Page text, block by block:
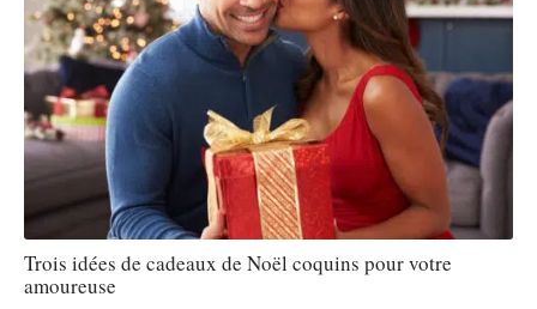
Trois idées de cadeaux de Noël coquins pour votre
amoureuse